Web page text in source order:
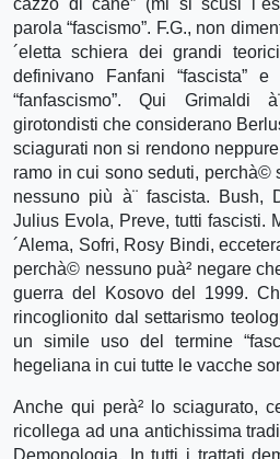
parola “fascismo”. F.G., non
´eletta schiera dei grandi
definivano Fanfani “fascista”
“fanfascismo”. Qui Grimaldi
girotondisti che considerano
sciagurati non si rendono
ramo in cui sono seduti, perchà©
nessuno più à¨ fascista. Bush,
Julius Evola, Preve, tutti fascisti.
´Alema, Sofri, Rosy Bindi,
perchà© nessuno puà² negare
guerra del Kosovo del 1999.
rincoglionito dal settarismo
un simile uso del termine
hegeliana in cui tutte le vacche
Anche qui perà² lo sciagurato,
ricollega ad una antichissima
Demonologia. In tutti i trattati